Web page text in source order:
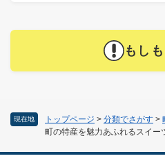
現在地 トップページ > 分類でさがす >
町の特産を魅力あふれるスイー
もし